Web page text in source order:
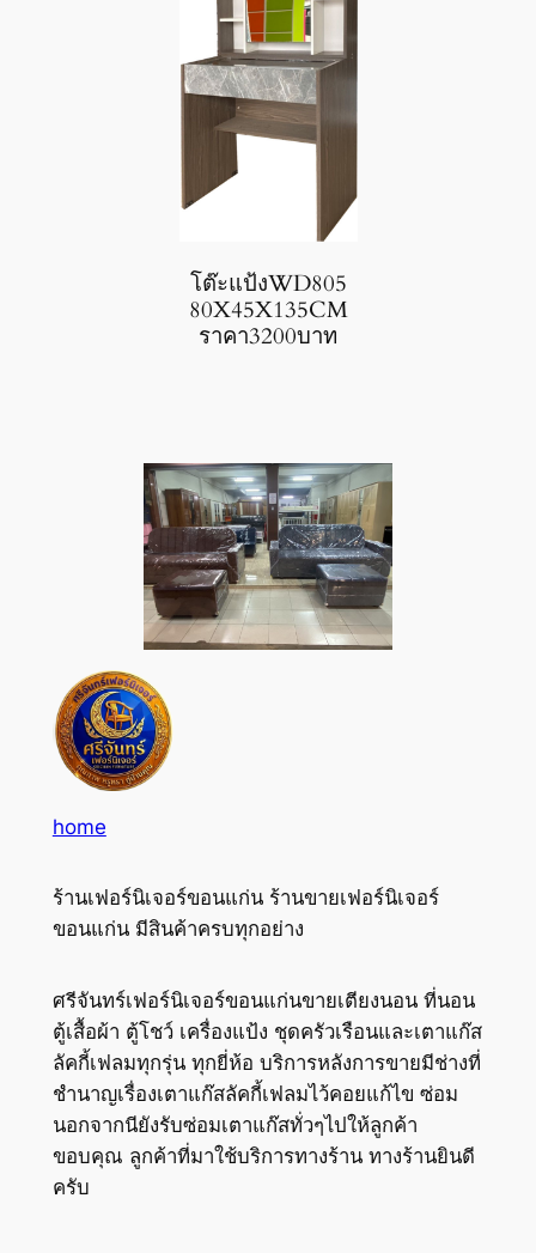
โต๊ะแป้งWD805
80X45X135CM
ราคา3200บาท
home
ร้านเฟอร์นิเจอร์ขอนแก่น ร้านขายเฟอร์นิเจอร์
ขอนแก่น มีสินค้าครบทุกอย่าง
ศรีจันทร์เฟอร์นิเจอร์ขอนแก่นขายเตียงนอน ที่นอน
ตู้เสื้อผ้า ตู้โชว์ เครื่องแป้ง ชุดครัวเรือนและเตาแก๊ส
ลัคกี้เฟลมทุกรุ่น ทุกยี่ห้อ บริการหลังการขายมีช่างที่
ชำนาญเรื่องเตาแก๊สลัคกี้เฟลมไว้คอยแก้ไข ซ่อม
นอกจากนียังรับซ่อมเตาแก๊สทั่วๆไปให้ลูกค้า
ขอบคุณ ลูกค้าที่มาใช้บริการทางร้าน ทางร้านยินดี
ครับ